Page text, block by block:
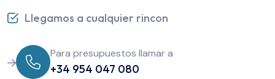
Llegamos a cualquier rincon
Para presupuestos llamar a
+34 954 047 080